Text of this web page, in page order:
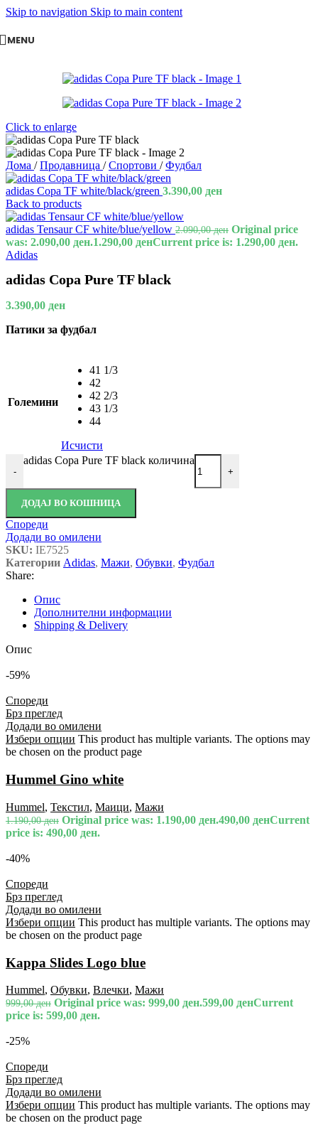
Skip to navigation Skip to main content
MENU
Click to enlarge
Дома / Продавница / Спортови / Фудбал
adidas Copa TF white/black/green 3.390,00 ден
Back to products
adidas Tensaur CF white/blue/yellow 2.090,00ден Original price
was: 2.090,00 ден.1.290,00 денCurrent price is: 1.290,00 ден.
Adidas
adidas Copa Pure TF black
3.390,00 ден
Патики за фудбал
Големини
41 1/3
42
42 2/3
43 1/3
44
Исчисти
-
adidas Copa Pure TF black количина
+
ДОДАЈ ВО КОШНИЦА
Спореди
Додади во омилени
SKU: IE7525
Категории Adidas, Мажи, Обувки, Фудбал
Share:
Опис
Дополнителни информации
Shipping & Delivery
Опис
-59%
Спореди
Брз преглед
Додади во омилени
Избери опции This product has multiple variants. The options may
be chosen on the product page
Hummel Gino white
Hummel, Текстил, Маици, Мажи
1.190,00ден Original price was: 1.190,00 ден.490,00 денCurrent
price is: 490,00 ден.
-40%
Спореди
Брз преглед
Додади во омилени
Избери опции This product has multiple variants. The options may
be chosen on the product page
Kappa Slides Logo blue
Hummel, Обувки, Влечки, Мажи
999,00ден Original price was: 999,00 ден.599,00 денCurrent
price is: 599,00 ден.
-25%
Спореди
Брз преглед
Додади во омилени
Избери опции This product has multiple variants. The options may
be chosen on the product page